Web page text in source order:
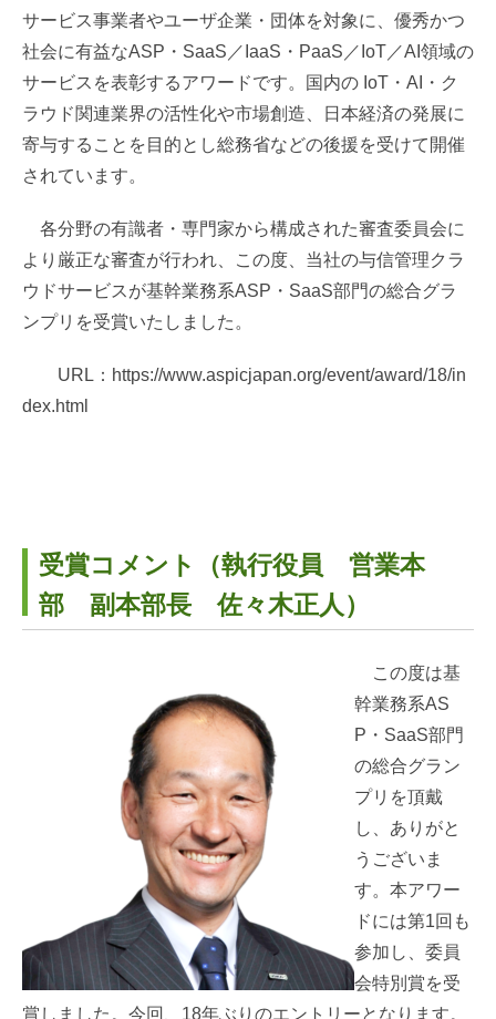
サービス事業者やユーザ企業・団体を対象に、優秀かつ
社会に有益なASP・SaaS／IaaS・PaaS／IoT／AI領域の
サービスを表彰するアワードです。国内の IoT・AI・ク
ラウド関連業界の活性化や市場創造、⽇本経済の発展に
寄与することを目的とし総務省などの後援を受けて開催
されています。
各分野の有識者・専門家から構成された審査委員会に
より厳正な審査が行われ、この度、当社の与信管理クラ
ウドサービスが基幹業務系ASP・SaaS部門の総合グラ
ンプリを受賞いたしました。
URL： https://www.aspicjapan.org/event/award/18/in
dex.html
受賞コメント（執行役員 営業本
部 副本部長 佐々木正人）
この度は基
幹業務系AS
P・SaaS部門
の総合グラン
プリを頂戴
し、ありがと
うございま
す。本アワー
ドには第1回も
参加し、委員
会特別賞を受
賞しました。今回、18年ぶりのエントリーとなります。